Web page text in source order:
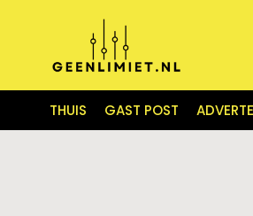
THUIS GAST POST